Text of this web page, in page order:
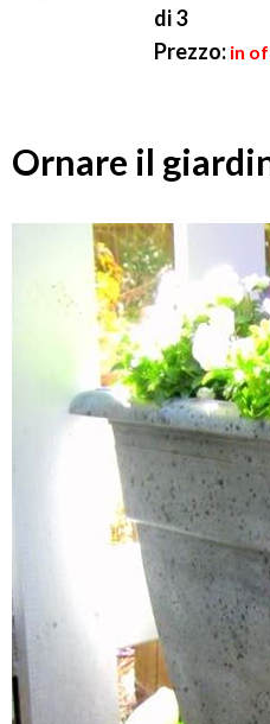
di 3
Prezzo: in
Ornare il